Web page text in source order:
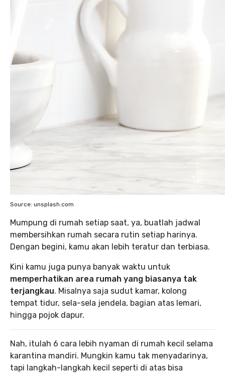
Source: unsplash.com
Mumpung di rumah setiap saat, ya, buatlah jadwal
membersihkan rumah secara rutin setiap harinya.
Dengan begini, kamu akan lebih teratur dan terbiasa.
Kini kamu juga punya banyak waktu untuk
memperhatikan area rumah yang biasanya tak
terjangkau. Misalnya saja sudut kamar, kolong
tempat tidur, sela-sela jendela, bagian atas lemari,
hingga pojok dapur.
Nah, itulah 6 cara lebih nyaman di rumah kecil selama
karantina mandiri. Mungkin kamu tak menyadarinya,
tapi langkah-langkah kecil seperti di atas bisa